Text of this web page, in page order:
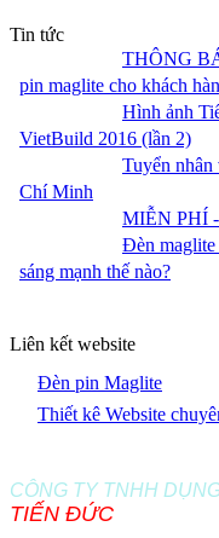
Tin tức
THÔNG
pin maglite cho khách
Hình ảnh
VietBuild 2016 (lần 2)
Tuyển
Chí Minh
MIỄN PHÍ -
Đèn
sáng mạnh thế nào?
Liên kết website
Đèn pin Maglite
Thiết kê Website
CÔNG TY TNHH
TIẾN ĐỨC